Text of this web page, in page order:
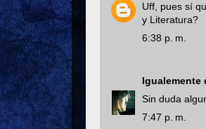
Uff, pues sí
y Literatura?
6:38 p. m.
Igualemente
Sin duda
7:47 p. m.